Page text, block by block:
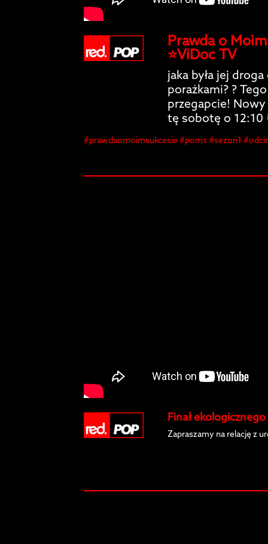
Prawda o
⭐️ViDoc TV
jaka była jej
porażkami? ?
przegapcie! Nowy
tę sobotę o 12:10
#prawdaomoimsukcesie #poms #sezon1
Finał
Zapraszamy na relację z